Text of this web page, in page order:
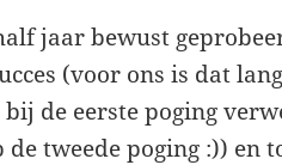
jaar bewust
(voor ons is dat
de eerste poging
tweede poging :)) en